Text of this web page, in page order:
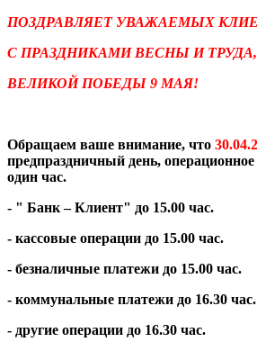
ПОЗДРАВЛЯЕТ УВАЖАЕМЫХ
С ПРАЗДНИКАМИ ВЕСНЫ И ТРУДА,
ВЕЛИКОЙ ПОБЕДЫ 9 МАЯ!
Обращаем ваше внимание, что
предпраздничный день,
один час.
- " Банк – Клиент" до 15.00 час.
- кассовые операции до 15.00 час.
- безналичные платежи до 15.00 час.
- коммунальные платежи до 16.30 час.
- другие операции до 16.30 час.